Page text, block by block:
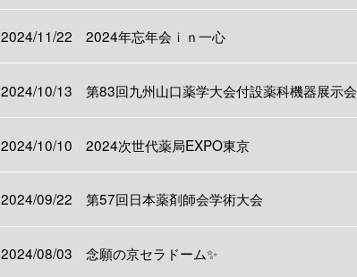
2024/11/22 2024年忘年会ｉｎ一心
2024/10/13 第83回九州山口薬学大会付設薬科機器展示会
2024/10/10 2024次世代薬局EXPO東京
2024/09/22 第57回日本薬剤師会学術大会
2024/08/03 念願の京セラドーム✨